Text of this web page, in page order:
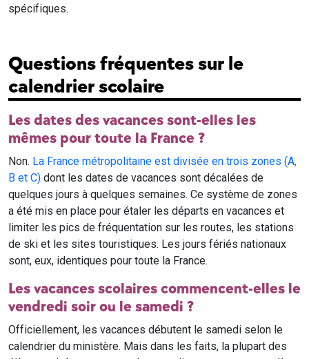
spécifiques.
Questions fréquentes sur le
calendrier scolaire
Les dates des vacances sont-elles les
mêmes pour toute la France ?
Non. La France métropolitaine est divisée en trois zones (A,
B et C) dont les dates de vacances sont décalées de
quelques jours à quelques semaines. Ce système de zones
a été mis en place pour étaler les départs en vacances et
limiter les pics de fréquentation sur les routes, les stations
de ski et les sites touristiques. Les jours fériés nationaux
sont, eux, identiques pour toute la France.
Les vacances scolaires commencent-elles le
vendredi soir ou le samedi ?
Officiellement, les vacances débutent le samedi selon le
calendrier du ministère. Mais dans les faits, la plupart des